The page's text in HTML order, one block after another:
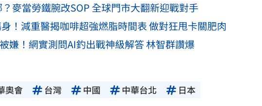
麥當勞鐵腕改SOP 全球門市大翻新迎戰對手
！減重醫揭咖啡超強燃脂時間表 做對狂甩卡關肥肉
嫌！網實測問AI釣出戰神級解答 林智群讚爆
奧會 台灣 中國 中華台北 日本